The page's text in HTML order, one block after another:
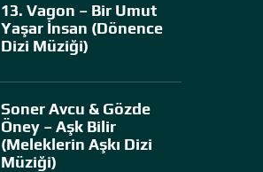
13. Vagon – Bir Umut
Yaşar İnsan (Dönence
Dizi Müziği)
Soner Avcu & Gözde
Öney – Aşk Bilir
(Meleklerin Aşkı Dizi
Müziği)